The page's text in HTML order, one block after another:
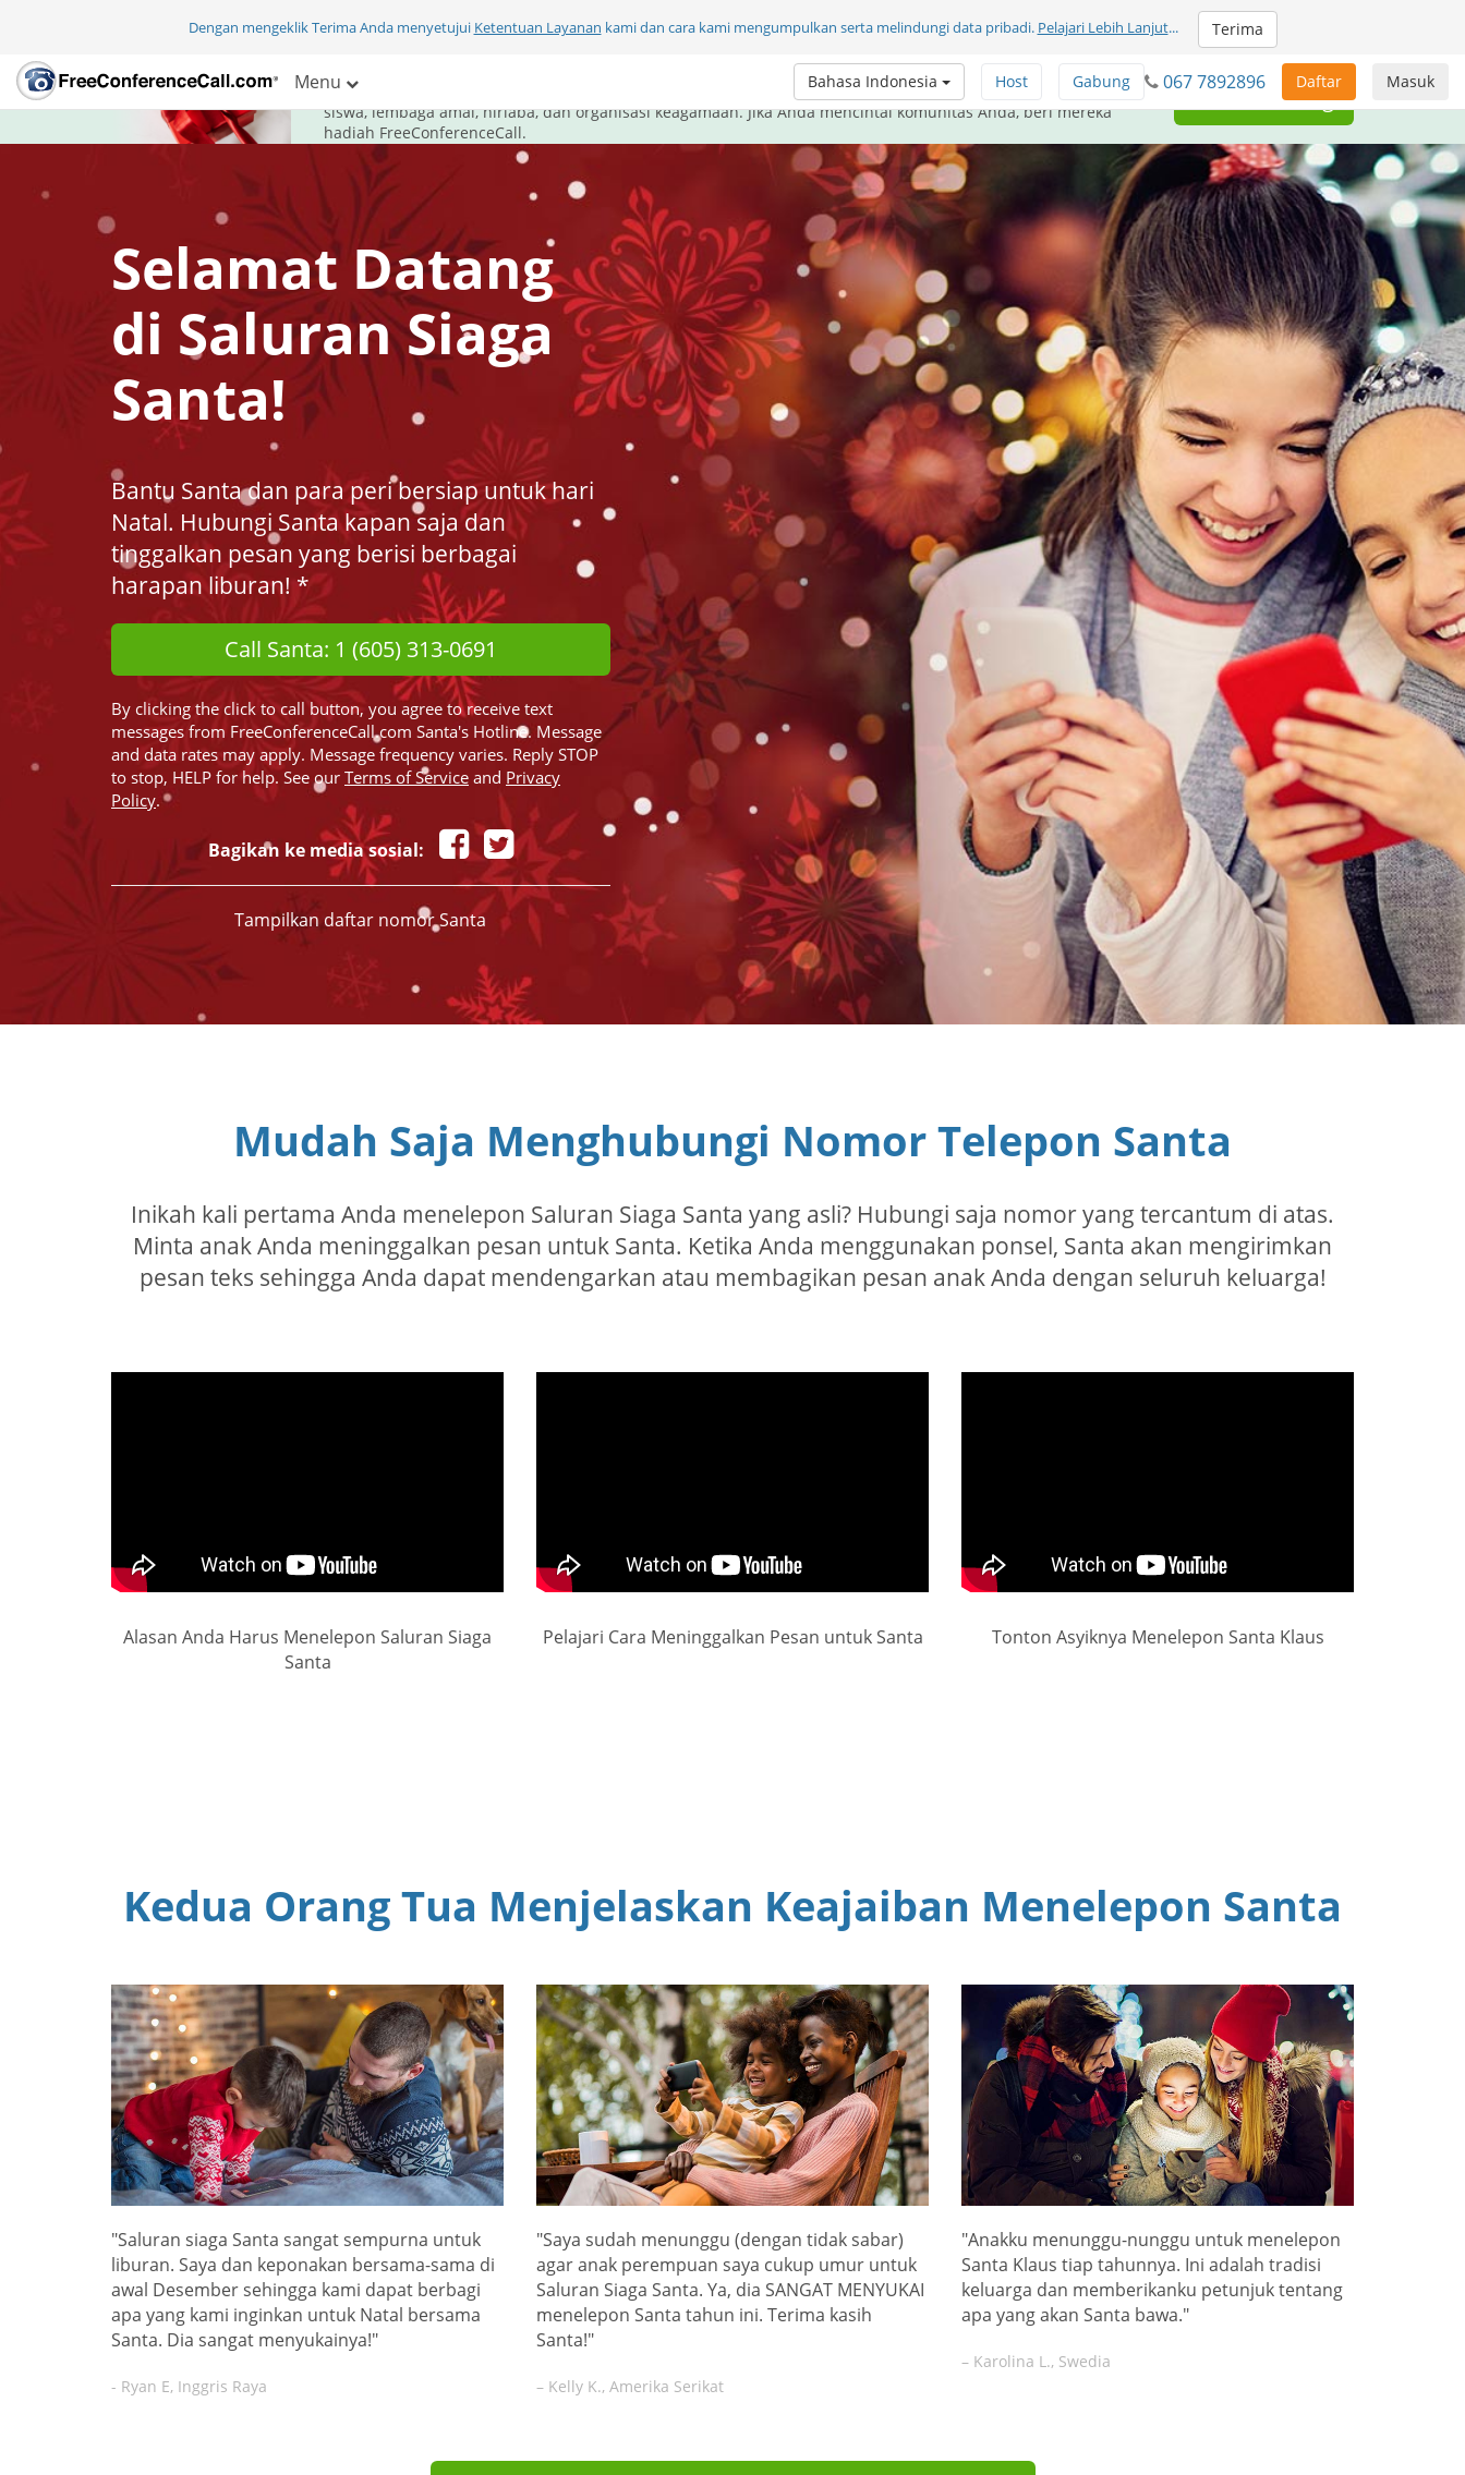
Dengan mengeklik Terima Anda menyetujui Ketentuan Layanan kami dan cara kami mengumpulkan serta melindungi data pribadi. Pelajari Lebih Lanjut... Terima
Menu Masuk
Daftar
067 7892896
Gabung
Host
Bahasa Indonesia
Untuk liburan kali ini, beri hadiah komunikasi.
FreeConferenceCall.com melayani komunitasnya dengan cara terbaik - memberi alat komunikasi GRATIS untuk
siswa, lembaga amal, nirlaba, dan organisasi keagamaan. Jika Anda mencintai komunitas Anda, beri mereka
hadiah FreeConferenceCall.
Beri Sumbangan
Selamat Datang
di Saluran Siaga
Santa!
Bantu Santa dan para peri bersiap untuk hari
Natal. Hubungi Santa kapan saja dan
tinggalkan pesan yang berisi berbagai
harapan liburan! *
Call Santa: 1 (605) 313-0691
By clicking the click to call button, you agree to receive text
messages from FreeConferenceCall.com Santa's Hotline. Message
and data rates may apply. Message frequency varies. Reply STOP
to stop, HELP for help. See our Terms of Service and Privacy
Policy.
Bagikan ke media sosial:
Tampilkan daftar nomor Santa
Mudah Saja Menghubungi Nomor Telepon Santa
Inikah kali pertama Anda menelepon Saluran Siaga Santa yang asli? Hubungi saja nomor yang tercantum di atas.
Minta anak Anda meninggalkan pesan untuk Santa. Ketika Anda menggunakan ponsel, Santa akan mengirimkan
pesan teks sehingga Anda dapat mendengarkan atau membagikan pesan anak Anda dengan seluruh keluarga!
Alasan Anda Harus Menelepon Saluran Siaga
Santa
Pelajari Cara Meninggalkan Pesan untuk Santa Tonton Asyiknya Menelepon Santa Klaus
Kedua Orang Tua Menjelaskan Keajaiban Menelepon Santa
"Saluran siaga Santa sangat sempurna untuk
liburan. Saya dan keponakan bersama-sama di
awal Desember sehingga kami dapat berbagi
apa yang kami inginkan untuk Natal bersama
Santa. Dia sangat menyukainya!"
- Ryan E, Inggris Raya
"Saya sudah menunggu (dengan tidak sabar)
agar anak perempuan saya cukup umur untuk
Saluran Siaga Santa. Ya, dia SANGAT MENYUKAI
menelepon Santa tahun ini. Terima kasih
Santa!"
– Kelly K., Amerika Serikat
"Anakku menunggu-nunggu untuk menelepon
Santa Klaus tiap tahunnya. Ini adalah tradisi
keluarga dan memberikanku petunjuk tentang
apa yang akan Santa bawa."
– Karolina L., Swedia